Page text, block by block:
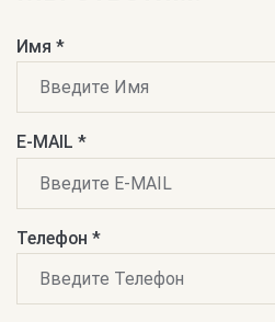
Имя *
E-MAIL *
Телефон *